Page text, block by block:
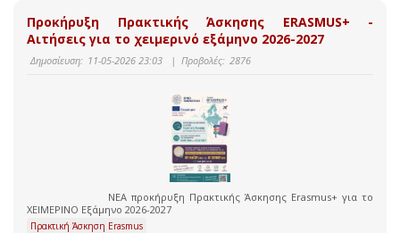
Προκήρυξη Πρακτικής Άσκησης ERASMUS+ -
Αιτήσεις για το χειμερινό εξάμηνο 2026-2027
Δημοσίευση: 11-05-2026 23:03 | Προβολές: 2876
ΝΕΑ προκήρυξη Πρακτικής Άσκησης Erasmus+ για το
ΧΕΙΜΕΡΙΝΟ Εξάμηνο 2026-2027
Πρακτική Άσκηση Erasmus